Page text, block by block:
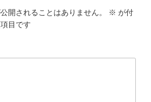
開されることはありません。 ※ が付
目です